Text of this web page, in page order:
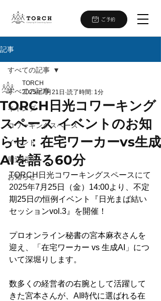
ご予約
記事
すべての記事
キャンプ
コワーキングスペース
イベント
周辺紹介
お知らせ
すべての記事
TORCH日光コワーキング
スペース イベントのお知
らせ：在宅ワーカーvs生成
AIを語る60分
TORCH
2025年7月21日 読了時間: 1分
TORCH日光コワーキングスペースにて
2025年7月25日（金）14:00より、不定
期25日の恒例イベント『日光まば結い
セッションvol.3』を開催！
プロオンライン秘書の宮本麻衣さんを
迎え、「在宅ワーカー vs 生成AI」につ
いて深堀りします。
数多くの経営者の右腕として活躍して
きた宮本さんが、AI時代に選ばれる在